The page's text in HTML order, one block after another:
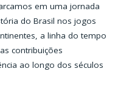
em uma jornada
do Brasil nos jogos
a linha do tempo
contribuições
ao longo dos séculos